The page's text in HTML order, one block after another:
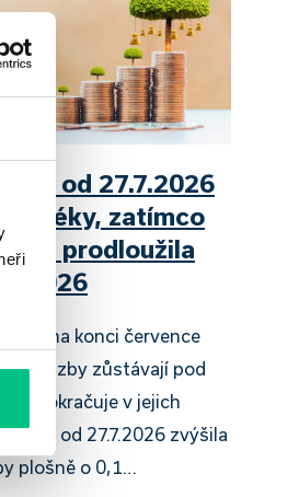
od 27.7.2026
zatímco
prodloužila
trh na konci července
že sazby zůstávají pod
pokračuje v jejich
Bank od 27.7.2026 zvýšila
plošně o 0,1…